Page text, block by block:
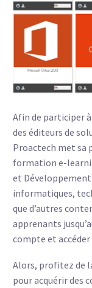
Afin de participer
des éditeurs de
Proactech met sa
formation e-
et
informatiques,
que d’autres
apprenants
compte et accéder
Alors, profitez de
pour acquérir des